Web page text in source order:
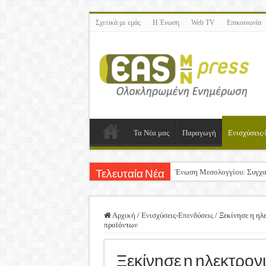
Σχετικά με εμάς Η Ένωση Web TV Επικοινωνία
Τα Νέα μας Παραγωγή
Τελευταία Νέα Ένωση Μεσολογγίου:
Αρχική / Ενισχύσεις-Επενδύσεις / Ξεκίνησε η
προϊόντων
Ξεκίνησε η